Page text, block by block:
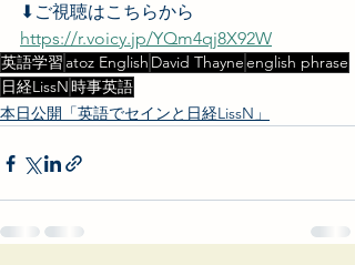
⬇︎ご視聴はこちらから
https://r.voicy.jp/YQm4qj8X92W
英語学習 atoz English David Thayneenglish phrase
日経LissN時事英語
本日公開「英語でセインと日経LissN」